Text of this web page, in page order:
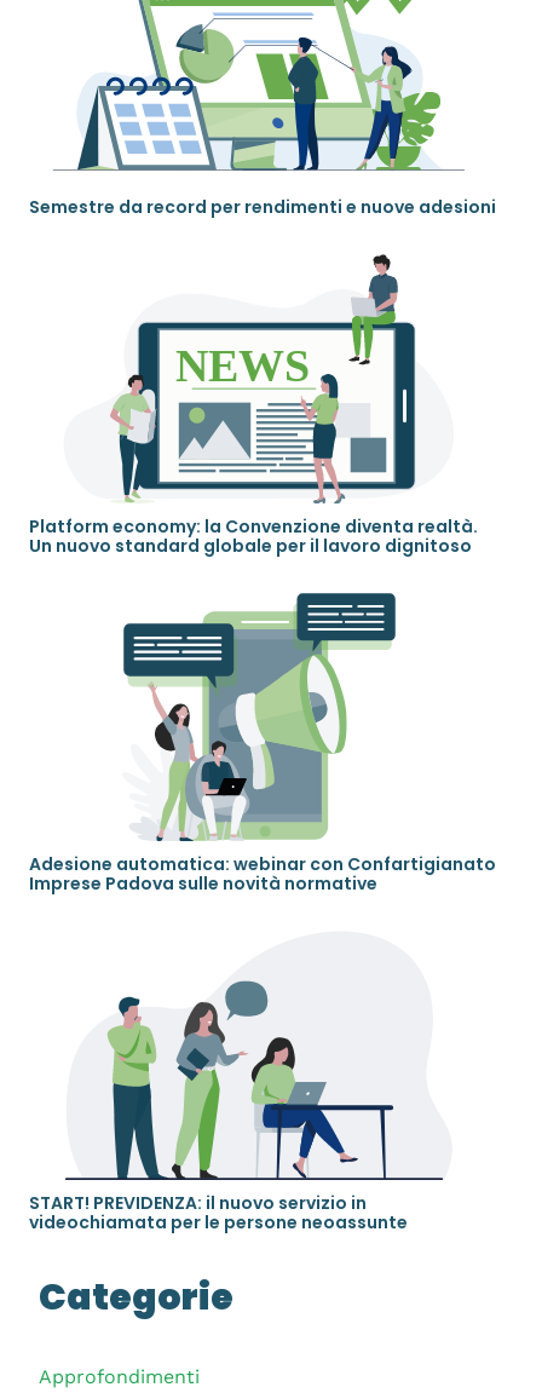
Semestre da record per rendimenti e nuove adesioni
Platform economy: la Convenzione diventa realtà.
Un nuovo standard globale per il lavoro dignitoso
Adesione automatica: webinar con Confartigianato
Imprese Padova sulle novità normative
START! PREVIDENZA: il nuovo servizio in
videochiamata per le persone neoassunte
Categorie
Approfondimenti